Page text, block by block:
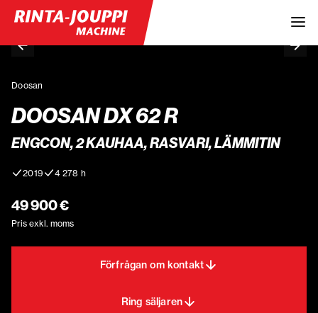
Doosan
DOOSAN DX 62 R
ENGCON, 2 KAUHAA, RASVARI, LÄMMITIN
2019 4 278 h
49 900 €
Pris exkl. moms
Förfrågan om kontakt
Ring säljaren